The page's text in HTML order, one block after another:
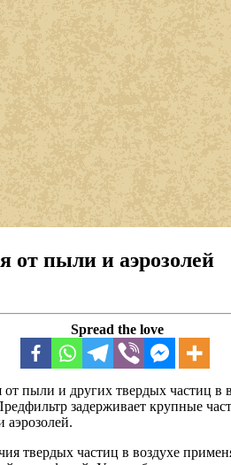
от пыли и аэрозолей
Spread the love
пыли и других твердых частиц
задерживает крупные
аэрозолей.
твердых частиц в воздухе